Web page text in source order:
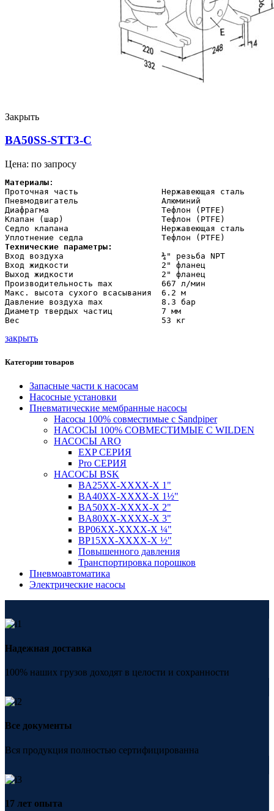
Закрыть
BA50SS-STT3-C
Цена: по запросу
Материалы :
Проточная часть                 Нержавеющая сталь
Пневмодвигатель                 Алюминий
Диафрагма                       Тефлон (PTFE)
Клапан (шар)                    Тефлон (PTFE)
Седло клапана                   Нержавеющая сталь
Технические параметры:
Вход воздуха                    ¾" резьба NPT
Вход жидкости                   2" фланец
Выход жидкости                  2" фланец
Производительность max          667 л/мин
Макс. высота сухого всасывания  6.2 м
Давление воздуха max            8.3 бар
Диаметр твердых частиц          7 мм
Вес                             53 кг
закрыть
Категории товаров
Запасные части к насосам
Насосные установки
Пневматические мембранные насосы
Насосы 100% совместимые с Sandpiper
НАСОСЫ 100% СОВМЕСТИМЫЕ С WILDEN
НАСОСЫ ARO
EXP СЕРИЯ
Pro СЕРИЯ
НАСОСЫ BSK
BA25XX-XXXX-X 1"
BA40XX-XXXX-X 1½"
BA50XX-XXXX-X 2"
BA80XX-XXXX-X 3"
BP06XX-XXXX-X ¼"
BP15XX-XXXX-X ½"
Повышенного давления
Транспортировка порошков
Пневмоавтоматика
Электрические насосы
Надежная доставка
100% наших грузов доходят в целости и сохранности
Все документы
Вся продукция полностью сертифицированна
17 лет опыта